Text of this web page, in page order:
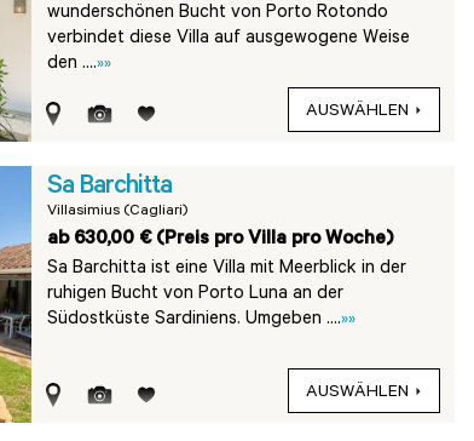
wunderschönen Bucht von Porto Rotondo
verbindet diese Villa auf ausgewogene Weise
den ....»»
AUSWÄHLEN
Sa Barchitta
Villasimius (Cagliari)
ab 630,00 € (Preis pro Villa pro Woche)
Sa Barchitta ist eine Villa mit Meerblick in der
ruhigen Bucht von Porto Luna an der
Südostküste Sardiniens. Umgeben ....»»
AUSWÄHLEN